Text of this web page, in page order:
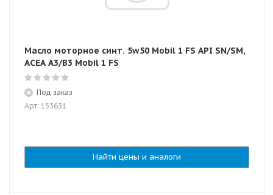
Масло моторное синт. 5w50 Mobil 1 FS API SN/SM,
ACEA A3/B3 Mobil 1 FS
Под заказ
Арт: 153631
Найти цены и аналоги